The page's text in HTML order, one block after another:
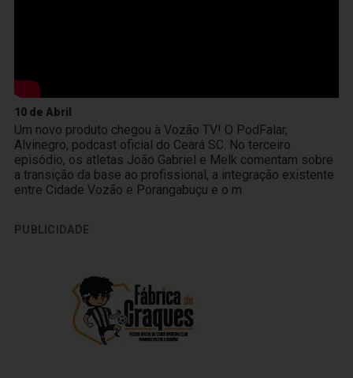
10 de Abril
Um novo produto chegou à Vozão TV! O PodFalar,
Alvinegro, podcast oficial do Ceará SC. No terceiro
episódio, os atletas João Gabriel e Melk comentam sobre
a transição da base ao profissional, a integração existente
entre Cidade Vozão e Porangabuçu e o m
PUBLICIDADE